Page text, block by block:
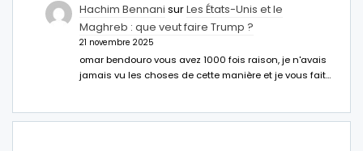
Hachim Bennani surLes États-Unis et le
Maghreb : que veut faire Trump ?
21 novembre 2025
omar bendouro vous avez 1000 fois raison, je n'avais
jamais vu les choses de cette manière et je vous fait…